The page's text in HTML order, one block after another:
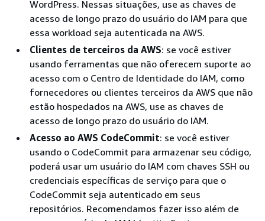
WordPress. Nessas situações, use as chaves de
acesso de longo prazo do usuário do IAM para que
essa workload seja autenticada na AWS.
Clientes de terceiros da AWS: se você estiver
usando ferramentas que não oferecem suporte ao
acesso com o Centro de Identidade do IAM, como
fornecedores ou clientes terceiros da AWS que não
estão hospedados na AWS, use as chaves de
acesso de longo prazo do usuário do IAM.
Acesso ao AWS CodeCommit: se você estiver
usando o CodeCommit para armazenar seu código,
poderá usar um usuário do IAM com chaves SSH ou
credenciais específicas de serviço para que o
CodeCommit seja autenticado em seus
repositórios. Recomendamos fazer isso além de